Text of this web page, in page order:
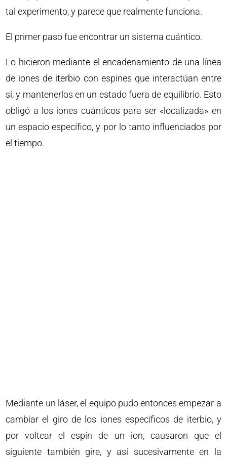
tal experimento, y parece que realmente funciona.
El primer paso fue encontrar un sistema cuántico.
Lo hicieron mediante el encadenamiento de una línea
de iones de iterbio con espines que interactúan entre
sí, y mantenerlos en un estado fuera de equilibrio. Esto
obligó a los iones cuánticos para ser «localizada» en
un espacio específico, y por lo tanto influenciados por
el tiempo.
Mediante un láser, el equipo pudo entonces empezar a
cambiar el giro de los iones específicos de iterbio, y
por voltear el espín de un ion, causaron que el
siguiente también gire, y así sucesivamente en la